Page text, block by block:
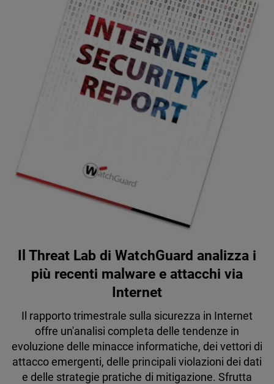
Il Threat Lab di WatchGuard analizza i
più recenti malware e attacchi via
Internet
Il rapporto trimestrale sulla sicurezza in Internet
offre un'analisi completa delle tendenze in
evoluzione delle minacce informatiche, dei vettori di
attacco emergenti, delle principali violazioni dei dati
e delle strategie pratiche di mitigazione. Sfrutta